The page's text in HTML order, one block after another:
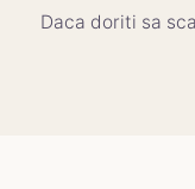
Daca doriti sa